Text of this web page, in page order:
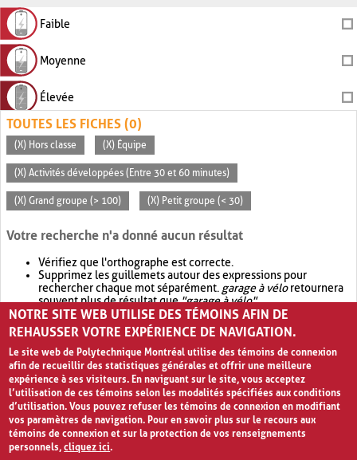
Faible
Moyenne
Élevée
TOUTES LES FICHES (0)
(X) Hors classe (X) Équipe
(X) Activités développées (Entre 30 et 60 minutes)
(X) Grand groupe (> 100) (X) Petit groupe (< 30)
Votre recherche n'a donné aucun résultat
Vérifiez que l'orthographe est correcte.
Supprimez les guillemets autour des expressions pour
rechercher chaque mot séparément. garage à véloretournera
souvent plus de résultat que"garage à vélo".
Envisagez d'élargir votre recherche avec OR.garage OR vélo
retournera souvent plus de résultat quegarage à vélo
NOTRE SITE WEB UTILISE DES TÉMOINS AFIN DE
REHAUSSER VOTRE EXPÉRIENCE DE NAVIGATION.
Le site web de Polytechnique Montréal utilise des témoins de connexion
afin de recueillir des statistiques générales et offrir une meilleure
expérience à ses visiteurs. En naviguant sur le site, vous acceptez
l’utilisation de ces témoins selon les modalités spécifiées aux conditions
d’utilisation. Vous pouvez refuser les témoins de connexion en modifiant
vos paramètres de navigation. Pour en savoir plus sur le recours aux
témoins de connexion et sur la protection de vos renseignements
personnels,cliquez ici.